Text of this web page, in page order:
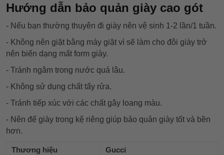
Hướng dẫn bảo quản giày cao gót
- Nếu bạn thường thuyên đi giày nên vệ sinh 1-2 lần/1 tuần.
- Không nên giặt bằng máy giặt vì sẽ làm cho đôi giày trở
nên biến dạng mất form giày.
- Tránh ngâm trong nước quá lâu.
- Không sử dụng chất tẩy rửa.
- Tránh tiếp xúc với các chất gây loang màu.
- Nên để giày trong kệ riêng giúp bảo quản giày tốt và bền
hơn.
Thương hiệu
Gucci